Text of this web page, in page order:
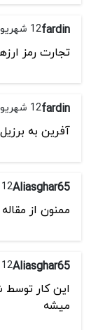
fardin12 شهریور 1401 - 19:05
تجارت رمز
fardin12 شهریور 1401 - 19:04
آفرین به برزیل
Aliasghar6512 شهریور 1401 - 15:41
ممنون از
Aliasghar6512 شهریور 1401 - 15:41
این کار توسط
میشه